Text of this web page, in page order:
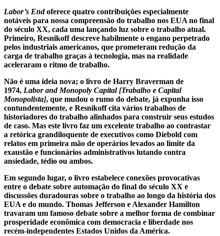
Labor’s Endoferece quatro contribuições especialmente
notáveis para nossa compreensão do trabalho nos EUA no final
do século XX, cada uma lançando luz sobre o trabalho atual.
Primeiro, Resnikoff descreve habilmente o engano perpetrado
pelos industriais americanos, que prometeram redução da
carga de trabalho graças à tecnologia, mas na realidade
aceleraram o ritmo de trabalho.
Não é uma ideia nova; o livro de Harry Braverman de
1974, Labor and Monopoly Capital [Trabalho e Capital
Monopolista], que mudou o rumo do debate, já expunha isso
contundentemente, e Resnikoff cita vários trabalhos de
historiadores do trabalho alinhados para construir seus estudos
de caso. Mas este livro faz um excelente trabalho ao contrastar
a retórica grandiloquente de executivos como Diebold com
relatos em primeira mão de operários levados ao limite da
exaustão e funcionários administrativos lutando contra
ansiedade, tédio ou ambos.
Em segundo lugar, o livro estabelece conexões provocativas
entre o debate sobre automação do final do século XX e
discussões duradouras sobre o trabalho ao longo da história dos
EUA e do mundo. Thomas Jefferson e Alexander Hamilton
travaram um famoso debate sobre a melhor forma de combinar
prosperidade econômica com democracia e liberdade nos
recém-independentes Estados Unidos da América.